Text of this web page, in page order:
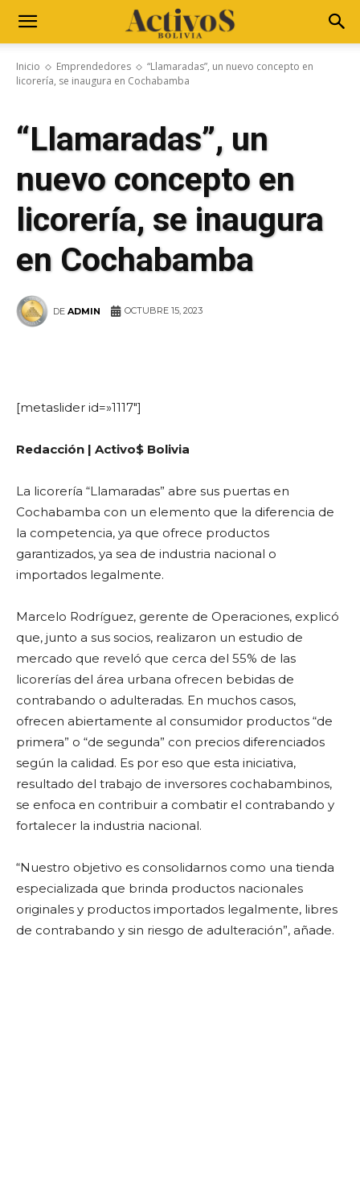
Inicio Emprendedores
“Llamaradas”, un nuevo concepto en
licorería, se inaugura en Cochabamba
“Llamaradas”, un
nuevo concepto en
licorería, se inaugura
en Cochabamba
DE ADMIN OCTUBRE 15, 2023
[metaslider id=»1117″]
Redacción | Activo$ Bolivia
La licorería “Llamaradas” abre sus puertas en
Cochabamba con un elemento que la diferencia de
la competencia, ya que ofrece productos
garantizados, ya sea de industria nacional o
importados legalmente.
Marcelo Rodríguez, gerente de Operaciones, explicó
que, junto a sus socios, realizaron un estudio de
mercado que reveló que cerca del 55% de las
licorerías del área urbana ofrecen bebidas de
contrabando o adulteradas. En muchos casos,
ofrecen abiertamente al consumidor productos “de
primera” o “de segunda” con precios diferenciados
según la calidad. Es por eso que esta iniciativa,
resultado del trabajo de inversores cochabambinos,
se enfoca en contribuir a combatir el contrabando y
fortalecer la industria nacional.
“Nuestro objetivo es consolidarnos como una tienda
especializada que brinda productos nacionales
originales y productos importados legalmente, libres
de contrabando y sin riesgo de adulteración”, añade.